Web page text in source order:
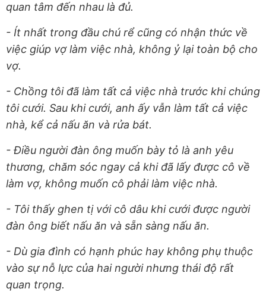
quan tâm đến nhau là đủ.
- Ít nhất trong đầu chú rể cũng có nhận thức về
việc giúp vợ làm việc nhà, không ỷ lại toàn bộ cho
vợ.
- Chồng tôi đã làm tất cả việc nhà trước khi chúng
tôi cưới. Sau khi cưới, anh ấy vẫn làm tất cả việc
nhà, kể cả nấu ăn và rửa bát.
- Điều người đàn ông muốn bày tỏ là anh yêu
thương, chăm sóc ngay cả khi đã lấy được cô về
làm vợ, không muốn cô phải làm việc nhà.
- Tôi thấy ghen tị với cô dâu khi cưới được người
đàn ông biết nấu ăn và sẵn sàng nấu ăn.
- Dù gia đình có hạnh phúc hay không phụ thuộc
vào sự nỗ lực của hai người nhưng thái độ rất
quan trọng.